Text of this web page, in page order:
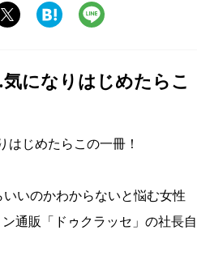
になりはじめたらこ
じめたらこの一冊！
いのかわからないと悩む女性
通販「ドゥクラッセ」の社長自